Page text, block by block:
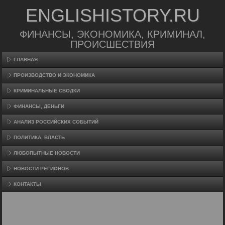
ENGLISHISTORY.RU
ФИНАНСЫ, ЭКОНОМИКА, КРИМИНАЛ,
ПРОИСШЕСТВИЯ
ГЛАВНАЯ
ПРОИЗВΟДСТВО И ЭКОНОМИКА
КРИМИНАЛЬНЫЕ СВОДКИ
ФИНАНСЫ, ДЕНЬГИ
АНАЛИЗ РОССИЙСКИХ СОБЫТИЙ
ПОЛИТИКА, ВЛАСТЬ
ЛЮБОПЫТНЫЕ НОВОСТИ
НОВОСТИ РЕГИОНОВ
КОНТАКТЫ